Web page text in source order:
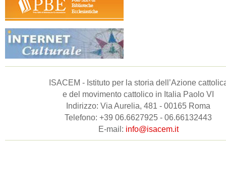
ISACEM - Istituto per la storia dell’Azione
e del movimento cattolico in Italia Paolo VI
Indirizzo: Via Aurelia, 481 - 00165 Roma
Telefono: +39 06.6627925 - 06.66132443
E-mail: info@isacem.it